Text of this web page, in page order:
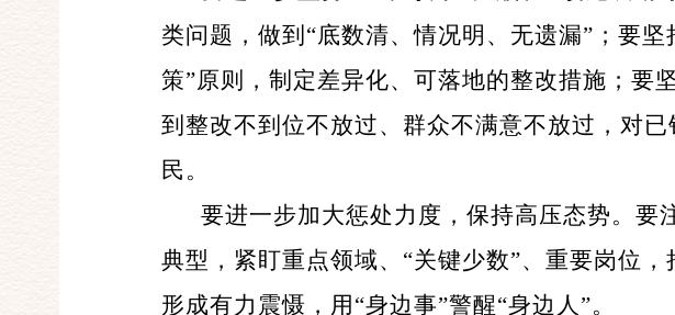
类问题，做到“底数清、情况明、无遗漏”；要
策”原则，制定差异化、可落地的整改措施；要
到整改不到位不放过、群众不满意不放过，对
民。
要进一步加大惩处力度，保持高压态势。要
典型，紧盯重点领域、“关键少数”、重要岗位
形成有力震慑，用“身边事”警醒“身边人”。